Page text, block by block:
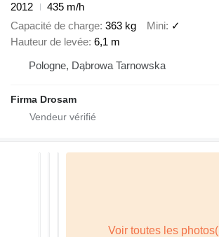
2012
435 m/h
Capacité de charge 363 kg Mini ✓
Hauteur de levée 6,1 m
Pologne, Dąbrowa Tarnowska
Firma Drosam